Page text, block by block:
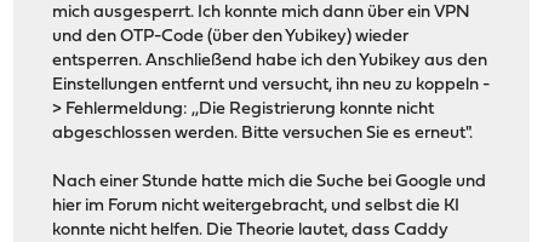
mich ausgesperrt. Ich konnte mich dann über ein VPN
und den OTP-Code (über den Yubikey) wieder
entsperren. Anschließend habe ich den Yubikey aus den
Einstellungen entfernt und versucht, ihn neu zu koppeln -
> Fehlermeldung: ,,Die Registrierung konnte nicht
abgeschlossen werden. Bitte versuchen Sie es erneut".
Nach einer Stunde hatte mich die Suche bei Google und
hier im Forum nicht weitergebracht, und selbst die KI
konnte nicht helfen. Die Theorie lautet, dass Caddy